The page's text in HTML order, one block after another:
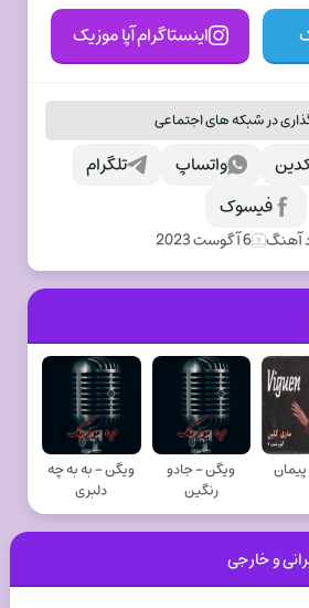
اینستاگرام آپا موزیک
در شبکه های اجتماعی
تلگرام واتساپ
فیسوک
آهنگ 6 آگوست 2023
ویگن - جادو
رنگین
ویگن - به به چه
دلبری
و خارجی